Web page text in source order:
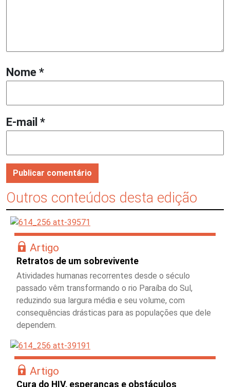
Nome *
E-mail *
Outros conteúdos desta edição
Artigo
Retratos de um sobrevivente
Atividades humanas recorrentes desde o século
passado vêm transformando o rio Paraíba do Sul,
reduzindo sua largura média e seu volume, com
consequências drásticas para as populações que dele
dependem.
Artigo
Cura do HIV, esperanças e obstáculos